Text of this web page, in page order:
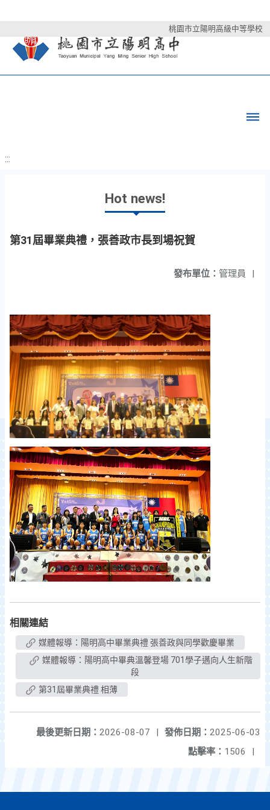
桃園市立陽明高級中等學校
:::
Hot news!
第31屆畢業典禮，張善政市長到場祝賀
發布單位： 管理員 |
相關連結
媒體報導：陽明高中畢業典禮 張善政與同學歡慶畢業
段
第31屆畢業典禮 相薄
發佈日期： 2025-06-03
最後更新日期： 2026-08-07
|
點擊率： 1506 |